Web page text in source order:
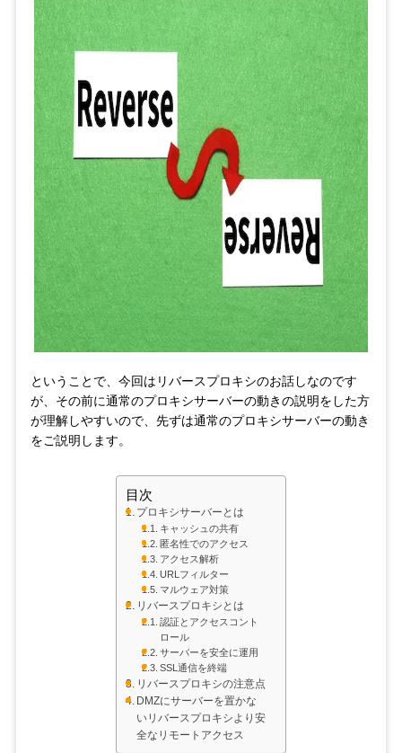
ということで、今回はリバースプロキシのお話しなのです
が、その前に通常のプロキシサーバーの動きの説明をした方
が理解しやすいので、先ずは通常のプロキシサーバーの動き
をご説明します。
目次
プロキシサーバーとは
キャッシュの共有
匿名性でのアクセス
アクセス解析
URLフィルター
マルウェア対策
リバースプロキシとは
認証とアクセスコント
ロール
サーバーを安全に運用
SSL通信を終端
リバースプロキシの注意点
DMZにサーバーを置かな
いリバースプロキシより安
全なリモートアクセス